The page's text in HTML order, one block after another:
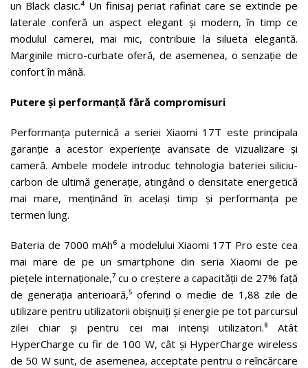
un Black clasic.⁴ Un finisaj periat rafinat care se extinde pe
laterale conferă un aspect elegant și modern, în timp ce
modulul camerei, mai mic, contribuie la silueta elegantă.
Marginile micro-curbate oferă, de asemenea, o senzație de
confort în mână.
Putere și performanță fără compromisuri
Performanța puternică a seriei Xiaomi 17T este principala
garanție a acestor experiențe avansate de vizualizare și
cameră. Ambele modele introduc tehnologia bateriei siliciu-
carbon de ultimă generație, atingând o densitate energetică
mai mare, menținând în același timp și performanța pe
termen lung.
Bateria de 7000 mAh⁶ a modelului Xiaomi 17T Pro este cea
mai mare de pe un smartphone din seria Xiaomi de pe
piețele internaționale,⁷ cu o creștere a capacității de 27% față
de generația anterioară,⁵ oferind o medie de 1,88 zile de
utilizare pentru utilizatorii obișnuiți și energie pe tot parcursul
zilei chiar și pentru cei mai intenși utilizatori.⁸ Atât
HyperCharge cu fir de 100 W, cât și HyperCharge wireless
de 50 W sunt, de asemenea, acceptate pentru o reîncărcare